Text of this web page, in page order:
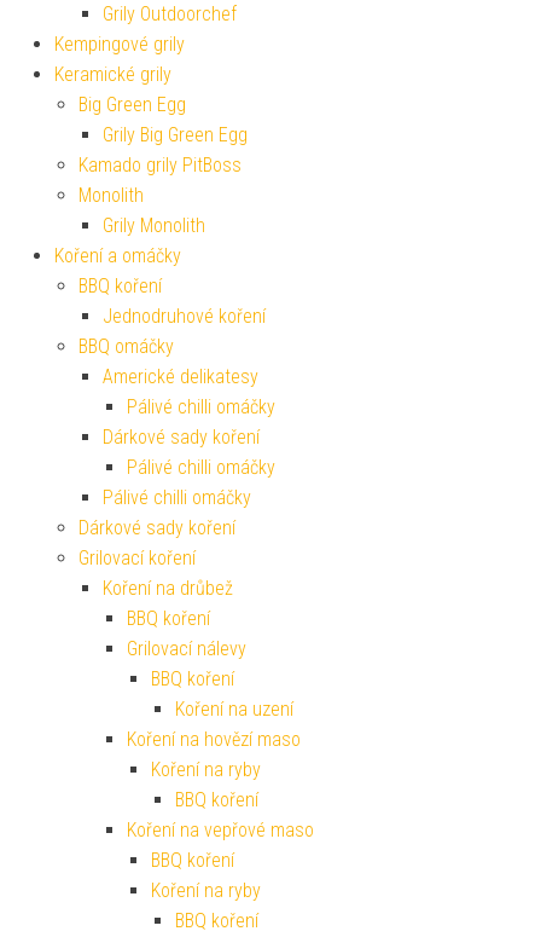
Grily Outdoorchef
Kempingové grily
Keramické grily
Big Green Egg
Grily Big Green Egg
Kamado grily PitBoss
Monolith
Grily Monolith
Koření a omáčky
BBQ koření
Jednodruhové koření
BBQ omáčky
Americké delikatesy
Pálivé chilli omáčky
Dárkové sady koření
Pálivé chilli omáčky
Pálivé chilli omáčky
Dárkové sady koření
Grilovací koření
Koření na drůbež
BBQ koření
Grilovací nálevy
BBQ koření
Koření na uzení
Koření na hovězí maso
Koření na ryby
BBQ koření
Koření na vepřové maso
BBQ koření
Koření na ryby
BBQ koření